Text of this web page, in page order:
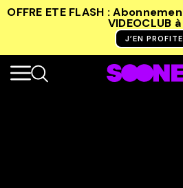
OFFRE ETE FLASH :
VIDEOCLUB
J’EN PROFITE